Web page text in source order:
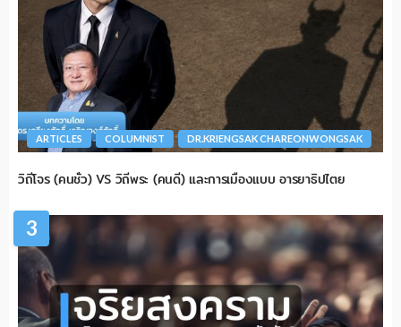
ARTICLES COLUMNIST DR.KRIENGSAK CHAREONWONGSAK
วิถีโจร (คนชั่ว) VS วิถีพระ (คนดี) และการเมืองแบบ อารยาธิปไตย
3